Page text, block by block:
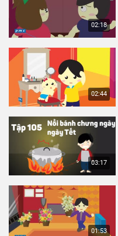
02:51
03:58
03:04
03:57
02:18
02:44
03:17
01:53